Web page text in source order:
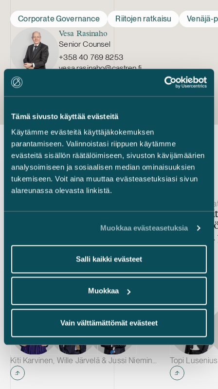
Tämä sivusto käyttää evästeitä
Käytämme evästeitä käyttäjäkokemuksen
parantamiseen. Valinnoistasi riippuen käytämme
evästeitä sisällön räätälöimiseen, sivuston kävijämäärien
analysoimiseen ja sosiaalisen median ominaisuuksien
tukemiseen. Voit aina muuttaa evästeasetuksiasi sivun
alareunassa olevasta linkistä.
Muokkaa evästeasetuksia
Salli kaikki evästeet
Muokkaa
Vain välttämättömät evästeet
Corporate Governance Riitojen ratkaisu Venäjä-
Vesa Rasinaho
Senior Counsel
+358 40 769 8253
vesa.rasinaho@castren.fi
Uusimmat uutiset
Suomen laajentuva FDI-
seuranta ei saa muodostua
Kiti Karvinen, Wille Järvelä & Jussi Nieminen
2.4.2026 –
AI-